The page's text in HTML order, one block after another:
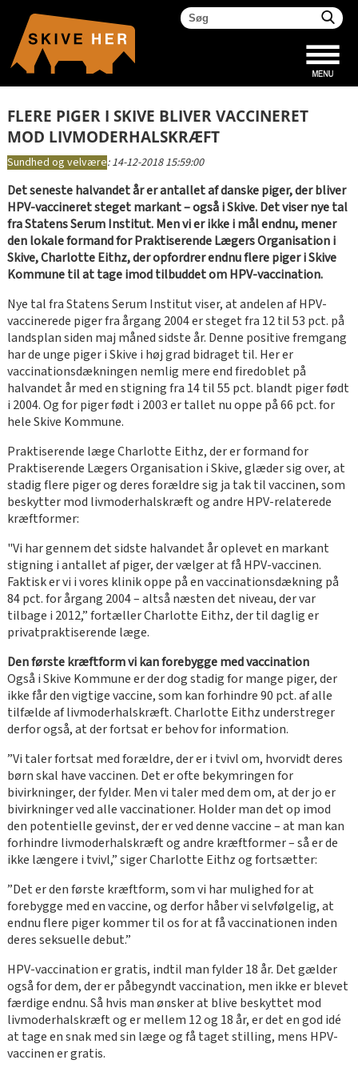
FLERE PIGER I SKIVE BLIVER VACCINERET
MOD LIVMODERHALSKRÆFT
Sundhed og velvære:14-12-2018 15:59:00
Det seneste halvandet år er antallet af danske piger, der bliver
HPV-vaccineret steget markant – også i Skive. Det viser nye tal
fra Statens Serum Institut. Men vi er ikke i mål endnu, mener
den lokale formand for Praktiserende Lægers Organisation i
Skive, Charlotte Eithz, der opfordrer endnu flere piger i Skive
Kommune til at tage imod tilbuddet om HPV-vaccination.
Nye tal fra Statens Serum Institut viser, at andelen af HPV-
vaccinerede piger fra årgang 2004 er steget fra 12 til 53 pct. på
landsplan siden maj måned sidste år. Denne positive fremgang
har de unge piger i Skive i høj grad bidraget til. Her er
vaccinationsdækningen nemlig mere end firedoblet på
halvandet år med en stigning fra 14 til 55 pct. blandt piger født
i 2004. Og for piger født i 2003 er tallet nu oppe på 66 pct. for
hele Skive Kommune.
Praktiserende læge Charlotte Eithz, der er formand for
Praktiserende Lægers Organisation i Skive, glæder sig over, at
stadig flere piger og deres forældre sig ja tak til vaccinen, som
beskytter mod livmoderhalskræft og andre HPV-relaterede
kræftformer:
"Vi har gennem det sidste halvandet år oplevet en markant
stigning i antallet af piger, der vælger at få HPV-vaccinen.
Faktisk er vi i vores klinik oppe på en vaccinationsdækning på
84 pct. for årgang 2004 – altså næsten det niveau, der var
tilbage i 2012,” fortæller Charlotte Eithz, der til daglig er
privatpraktiserende læge.
Den første kræftform vi kan forebygge med vaccination
Også i Skive Kommune er der dog stadig for mange piger, der
ikke får den vigtige vaccine, som kan forhindre 90 pct. af alle
tilfælde af livmoderhalskræft. Charlotte Eithz understreger
derfor også, at der fortsat er behov for information.
”Vi taler fortsat med forældre, der er i tvivl om, hvorvidt deres
børn skal have vaccinen. Det er ofte bekymringen for
bivirkninger, der fylder. Men vi taler med dem om, at der jo er
bivirkninger ved alle vaccinationer. Holder man det op imod
den potentielle gevinst, der er ved denne vaccine – at man kan
forhindre livmoderhalskræft og andre kræftformer – så er de
ikke længere i tvivl,” siger Charlotte Eithz og fortsætter:
”Det er den første kræftform, som vi har mulighed for at
forebygge med en vaccine, og derfor håber vi selvfølgelig, at
endnu flere piger kommer til os for at få vaccinationen inden
deres seksuelle debut.”
HPV-vaccination er gratis, indtil man fylder 18 år. Det gælder
også for dem, der er påbegyndt vaccination, men ikke er blevet
færdige endnu. Så hvis man ønsker at blive beskyttet mod
livmoderhalskræft og er mellem 12 og 18 år, er det en god idé
at tage en snak med sin læge og få taget stilling, mens HPV-
vaccinen er gratis.